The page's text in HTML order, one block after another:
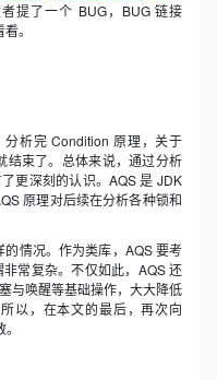
提了一个 BUG，BUG 链接
。
析完 Condition 原理，关于
结束了。总体来说，通过分析
更深刻的认识。AQS 是 JDK
原理对后续在分析各种锁和
情况。作为类库，AQS 要考
常复杂。不仅如此，AQS 还
与唤醒等基础操作，大大降低
以，在本文的最后，再次向